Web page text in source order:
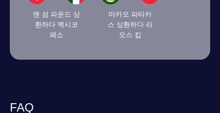
맨 섬 파운드 상
환하다 멕시코
페소
마카오 파타카
스 상환하다 라
오스 킵
FAQ